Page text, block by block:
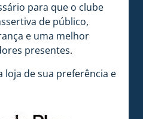
para que o clube
de público,
e uma melhor
presentes.
loja de sua preferência e